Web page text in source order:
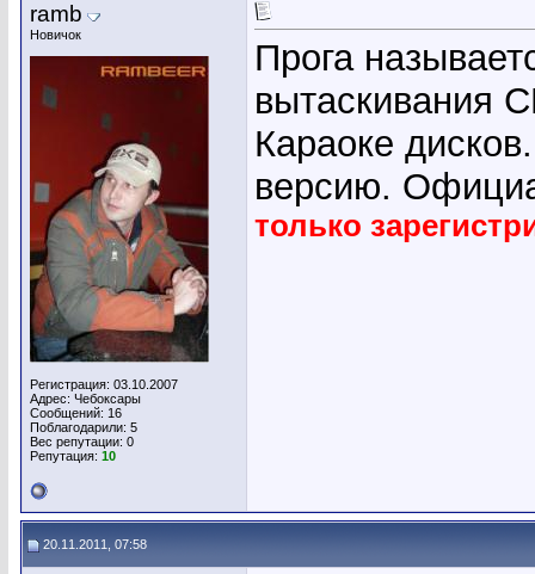
ramb
Новичок
Регистрация: 03.10.2007
Адрес: Чебоксары
Сообщений: 16
Поблагодарили: 5
Вес репутации: 0
Репутация: 10
Прога
вытаскивания
Караоке
версию.
только
20.11.2011, 07:58